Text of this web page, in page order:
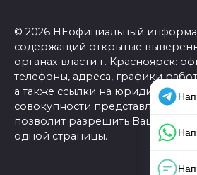
© 2026 НЕофициальный
содержащий открытые
органах власти г. Красноярск:
телефоны, адреса, графики
а также ссылки на юридические
совокупности представленная
позволит разрешить Ваши
одной страницы.